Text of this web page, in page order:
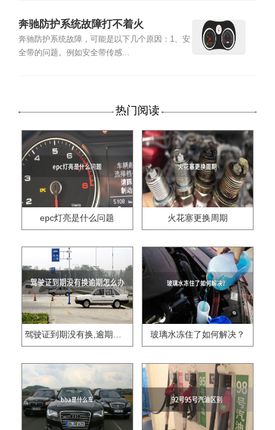
奔驰防护系统故障打不着火
奔驰防护系统故障，可能是以下几个原因：1、安
全带的问题。例如安全带传感...
热门阅读
epc灯亮是什么问题 火花塞更换周期
驾驶证到期没有换,逾期怎么办?? 玻璃水冻住了如何解决？